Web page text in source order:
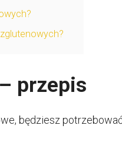
przepis
będziesz